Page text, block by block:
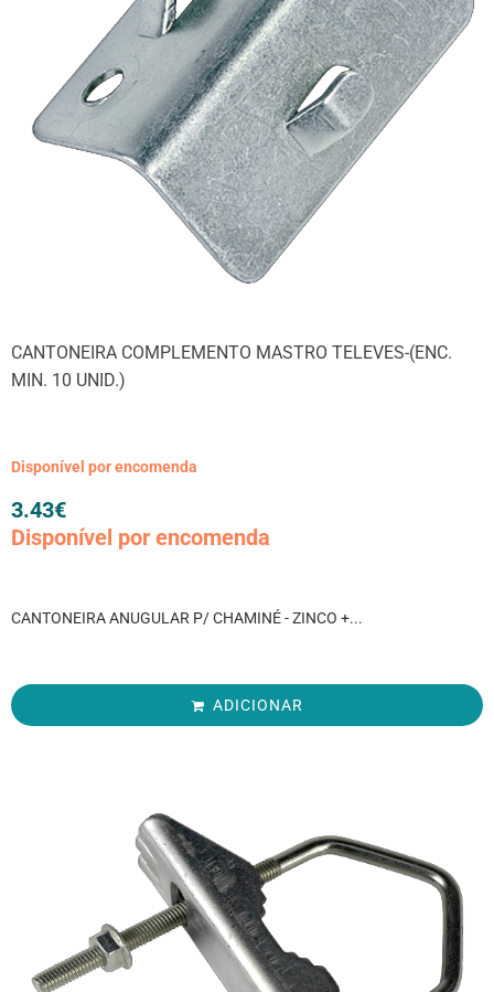
CANTONEIRA COMPLEMENTO MASTRO TELEVES-(ENC.
MIN. 10 UNID.)
Disponível por encomenda
3.43€
Disponível por encomenda
CANTONEIRA ANUGULAR P/ CHAMINÉ - ZINCO +...
ADICIONAR